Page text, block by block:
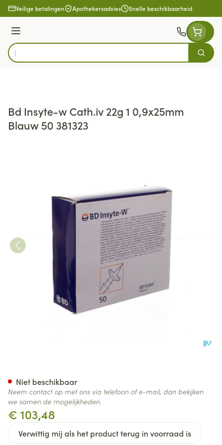
Ga naar de inhoud
Veilige betalingen Apothekersadvies Snelle beschikbaarheid
Menu
Product, merk, categorie...
Zoek
Bd Insyte-w Cath.iv 22g 1 0,9x25mm
Blauw 50 381323
€ 103,48
Verwittig mij als het product terug in voorraad is
Niet beschikbaar
Neem contact op met ons via telefoon of e-mail, dan bekijken
we samen de mogelijkheden.